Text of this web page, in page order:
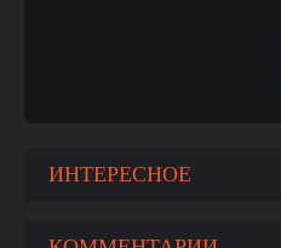
ИНТЕРЕСНОЕ